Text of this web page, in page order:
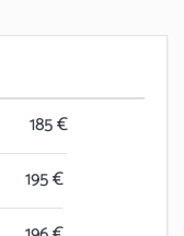
185 €
195 €